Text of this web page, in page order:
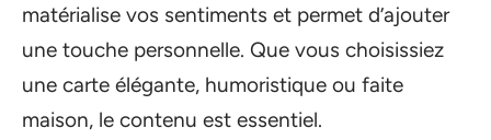
matérialise vos sentiments et permet d’ajouter
une touche personnelle. Que vous choisissiez
une carte élégante, humoristique ou faite
maison, le contenu est essentiel.